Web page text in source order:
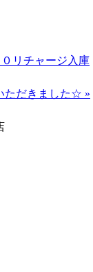
リチャージ入庫
ただきました☆ »